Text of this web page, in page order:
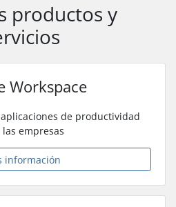
productos y
Workspace
de productividad
las empresas
información